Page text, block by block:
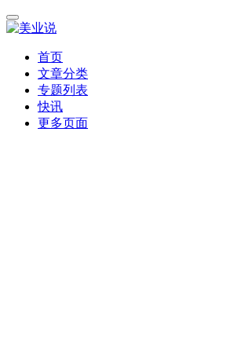
首页
文章分类
专题列表
快讯
更多页面